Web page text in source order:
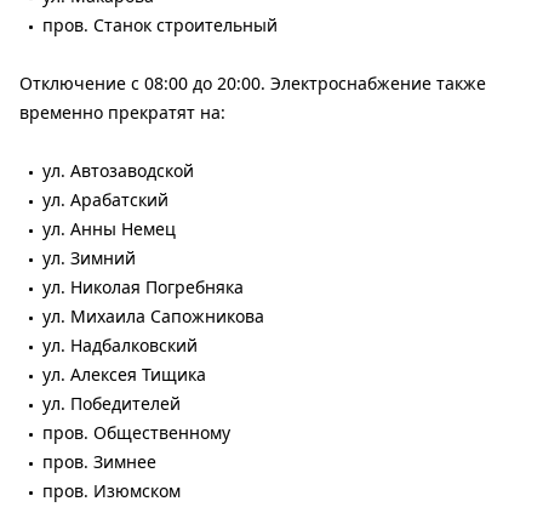
пров. Станок строительный
Отключение с 08:00 до 20:00. Электроснабжение также
временно прекратят на:
ул. Автозаводской
ул. Арабатский
ул. Анны Немец
ул. Зимний
ул. Николая Погребняка
ул. Михаила Сапожникова
ул. Надбалковский
ул. Алексея Тищика
ул. Победителей
пров. Общественному
пров. Зимнее
пров. Изюмском